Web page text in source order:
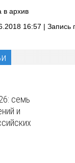
в архив
16:57 | Запись
семь
и